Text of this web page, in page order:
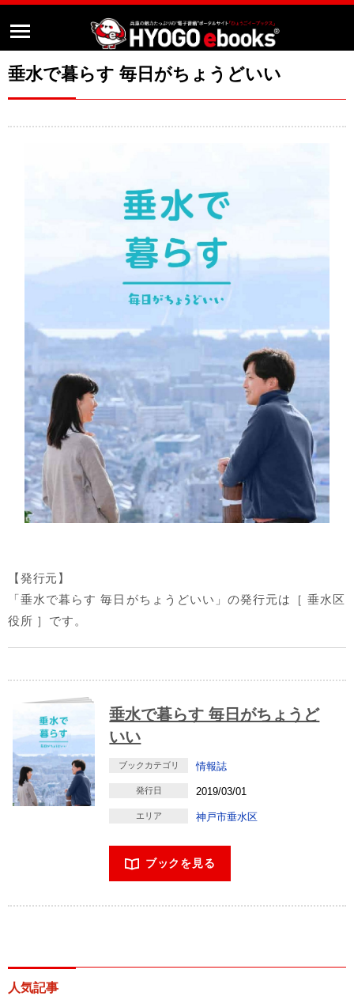
垂水で暮らす 毎日がちょうどいい
【発行元】
「垂水で暮らす 毎日がちょうどいい」の発行元は［ 垂水区
役所 ］です。
垂水で暮らす 毎日がちょうど
いい
ブックカテゴリ 情報誌
発行日 2019/03/01
エリア 神戸市垂水区
ブックを見る
人気記事